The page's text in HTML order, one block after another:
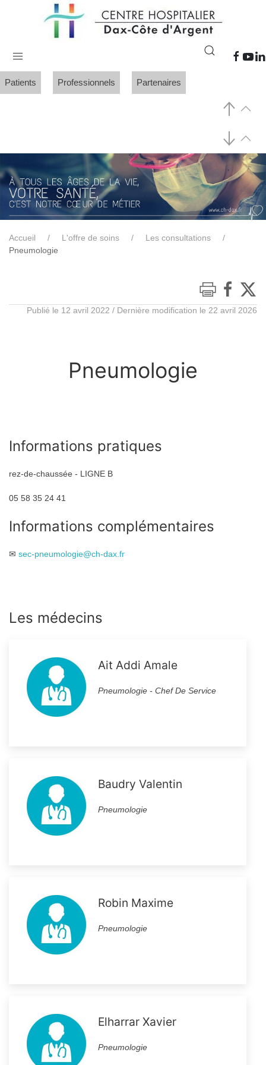
Patients Professionnels Partenaires
Accueil L'offre de soins
Les consultations
Pneumologie
Publié le 12 avril 2022 / Dernière modification le 22 avril 2026
Pneumologie
Informations pratiques
rez-de-chaussée - LIGNE B
05 58 35 24 41
Informations complémentaires
✉ sec-pneumologie@ch-dax.fr
Les médecins
Ait Addi Amale
Pneumologie - Chef De Service
Baudry Valentin
Pneumologie
Robin Maxime
Pneumologie
Elharrar Xavier
Pneumologie